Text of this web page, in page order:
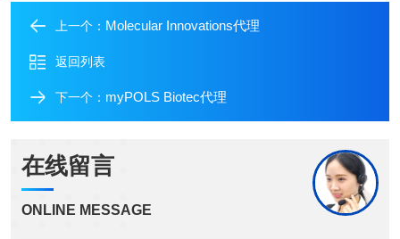
上一个： Molecular Innovations代理
返回列表
下一个： myPOLS Biotec代理
在线留言
ONLINE MESSAGE